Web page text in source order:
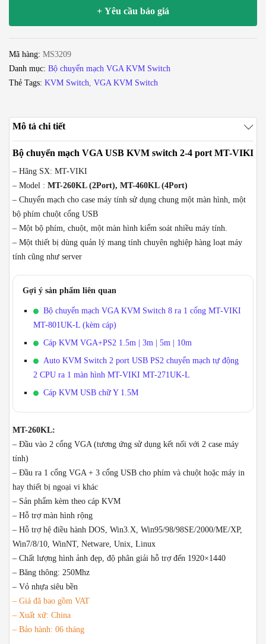
-
chuyển
mạch
CPU
ra
màn
hình
VGA
kèm
cáp
MT-
VIKI
MT-
+ Yêu cầu báo giá
Mã hàng: MS3209
Danh mục: Bộ chuyển mạch VGA KVM Switch
Thẻ Tags: KVM Switch VGA KVM Switch
Mô tả chi tiết
Bộ chuyển mạch VGA USB KVM switch 2-4 port MT-VIKI
– Hãng SX: MT-VIKI
– Model : MT-260KL (2Port), MT-460KL (4Port)
– Chuyển mạch cho case máy tính sử dụng chung một màn hình, một
bộ phím chuột cổng USB
– Một bộ phím, chuột, một màn hình kiểm soát nhiều máy tính.
– Một thiết bị dùng quản lý mang tính chuyên nghiệp hàng loạt máy
tính cũng như server
Gợi ý sản phẩm liên quan
Bộ chuyển mạch VGA KVM Switch 8 ra 1 cổng MT-VIKI
MT-801UK-L (kèm cáp)
Cáp KVM VGA+PS2 1.5m | 3m | 5m | 10m
Auto KVM Switch 2 port USB PS2 chuyển mạch tự động
2 CPU ra 1 màn hình MT-VIKI MT-271UK-L
Cáp KVM USB chữ Y 1.5M
MT-260KL:
– Đầu vào 2 cổng VGA (tương ứng sử dụng kết nối với 2 case máy
tính)
– Đầu ra 1 cổng VGA + 3 cổng USB cho phím và chuột hoặc máy in
hay thiết bị ngoại vi khác
– Sản phẩm kèm theo cáp KVM
– Hỗ trợ màn hình rộng
– Hỗ trợ hệ điều hành DOS, Win3.X, Win95/98/98SE/2000/ME/XP,
Win7/8/10, WinNT, Netware, Unix, Linux
– Chất lượng hình ảnh đẹp, độ phân giải hỗ trợ đến 1920×1440
– Băng thông: 250Mhz
– Vỏ nhựa siêu bền
– Giá đã bao gồm VAT
– Xuất xứ: China
– Bảo hành: 06 tháng